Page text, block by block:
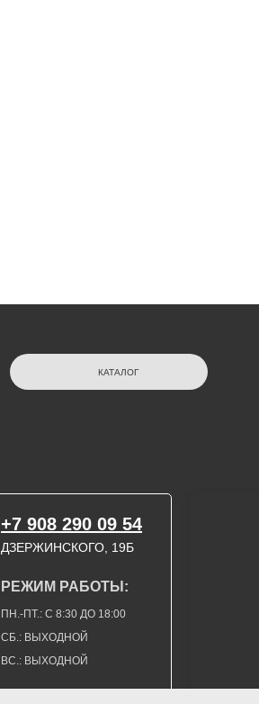
КАТАЛОГ
ДЗЕРЖИНСКОГО, 19Б
+7 908 290 09 54
ВС.: ВЫХОДНОЙ
СБ.: ВЫХОДНОЙ
ПН.-ПТ.: С 8:30 ДО 18:00
РЕЖИМ РАБОТЫ: